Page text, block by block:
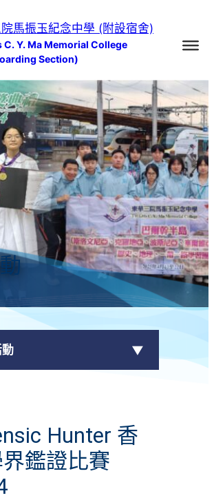
馬振玉紀念中學 (附設宿舍)
C. Y. Ma Memorial College
Section)
項
動
Hunter 香
鑑證比賽